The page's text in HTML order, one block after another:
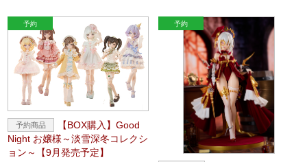
【BOX購入】Good
Night お嬢様～淡雪深冬コレクシ
ョン～【9月発売予定】